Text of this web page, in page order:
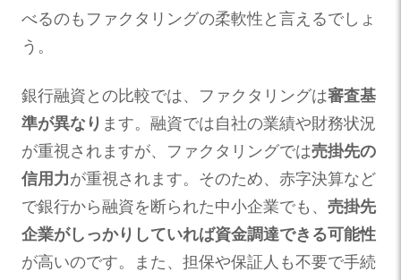
べるのもファクタリングの柔軟性と言えるでしょ
う。
銀行融資との比較では、ファクタリングは審査基
準が異なり ます。融資では自社の業績や財務状況
が重視されますが、ファクタリングでは売掛先の
信用力が重視されます。そのため、赤字決算など
で銀行から融資を断られた中小企業でも、 売掛先
企業がしっかりしていれば資金調達できる可能性
が高いのです。また、担保や保証人も不要で手続